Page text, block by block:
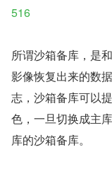
516
所谓沙箱备库，是
影像恢复出来的数
志，沙箱备库可以
色，一旦切换成主
库的沙箱备库。